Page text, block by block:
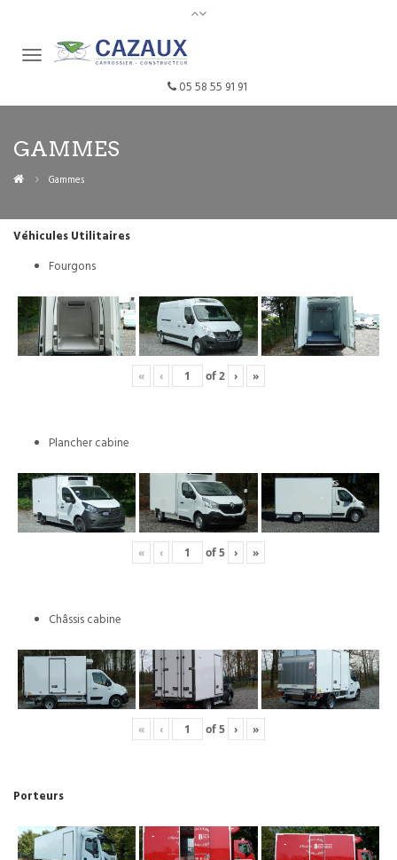
05 58 55 91 91
GAMMES
Gammes
Véhicules Utilitaires
Fourgons
« ‹ of2 › »
Plancher cabine
« ‹ of5 › »
Châssis cabine
« ‹ of5 › »
Porteurs